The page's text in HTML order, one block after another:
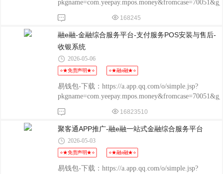
http://www.chengrongkeji.cn/wap_lycrdz.html; 颐支付
POS：http://oss.flmyzf.com/yzf/html/regist/index.html?
phone=%E4%
168245
融e融-金融综合服务平台-支付服务POS安装与售后-
收银系统
2026-05-06
⭐★免责声明★⭐ ⭐★融e融★⭐
易钱包-下载：https://a.app.qq.com/o/simple.jsp?
http://www.chengrongkeji.cn/wap_lycrdz.html; 颐支付
POS：http://oss.flmyzf.com/yzf/html/regist/index.html?
phone=%E4%
16823510
聚客通APP推广-融e融一站式金融综合服务平台
2026-05-03
⭐★免责声明★⭐ ⭐★融e融★⭐
易钱包-下载：https://a.app.qq.com/o/simple.jsp?